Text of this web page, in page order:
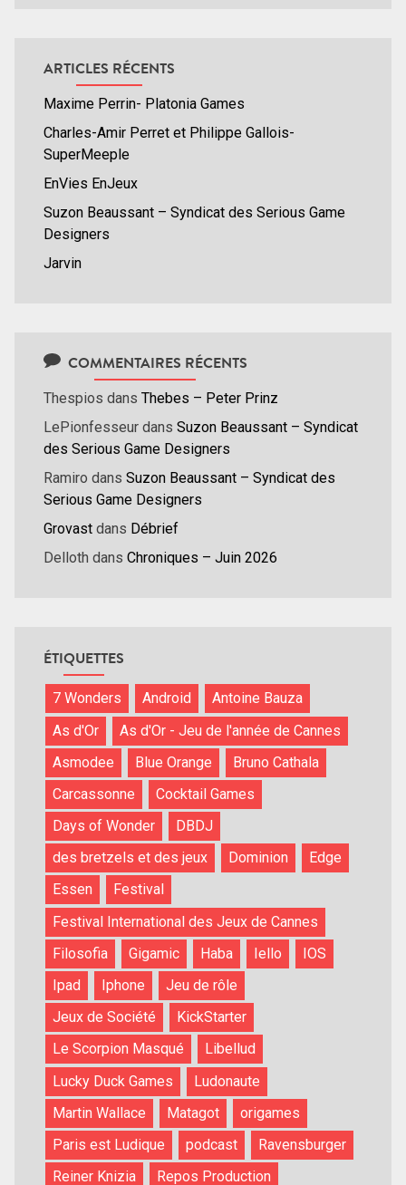
ARTICLES RÉCENTS
Maxime Perrin- Platonia Games
Charles-Amir Perret et Philippe Gallois-
SuperMeeple
EnVies EnJeux
Suzon Beaussant – Syndicat des Serious Game
Designers
Jarvin
COMMENTAIRES RÉCENTS
Thespios dans Thebes – Peter Prinz
LePionfesseur dans Suzon Beaussant – Syndicat
des Serious Game Designers
Ramiro dans Suzon Beaussant – Syndicat des
Serious Game Designers
Grovast dans Débrief
Delloth dans Chroniques – Juin 2026
ÉTIQUETTES
7 Wonders Android
Antoine Bauza
As d'Or
As d'Or - Jeu de l'année de Cannes
Asmodee
Blue Orange
Bruno Cathala
Carcassonne
Cocktail Games
Days of Wonder
DBDJ
des bretzels et des jeux
Dominion
Edge
Essen
Festival
Festival International des Jeux de Cannes
Filosofia
Gigamic Haba Iello
IOS
Ipad
Iphone
Jeu de rôle
Jeux de Société
KickStarter
Le Scorpion Masqué
Libellud
Lucky Duck Games
Ludonaute
Martin Wallace
Matagot
origames
Paris est Ludique
podcast
Ravensburger
Reiner Knizia
Repos Production